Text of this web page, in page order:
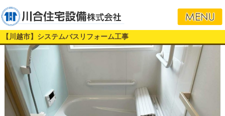
【川越市】システムバスリフォーム工事